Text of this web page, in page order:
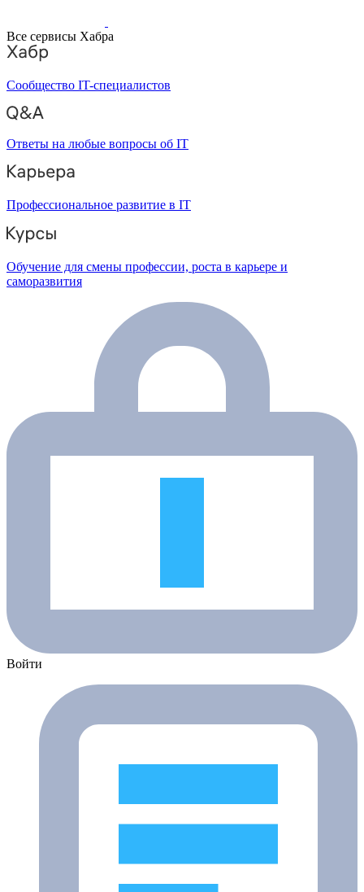
Все сервисы Хабра
Сообщество IT-специалистов
Ответы на любые вопросы об IT
Профессиональное развитие в IT
Обучение для смены профессии, роста в карьере и
саморазвития
Войти